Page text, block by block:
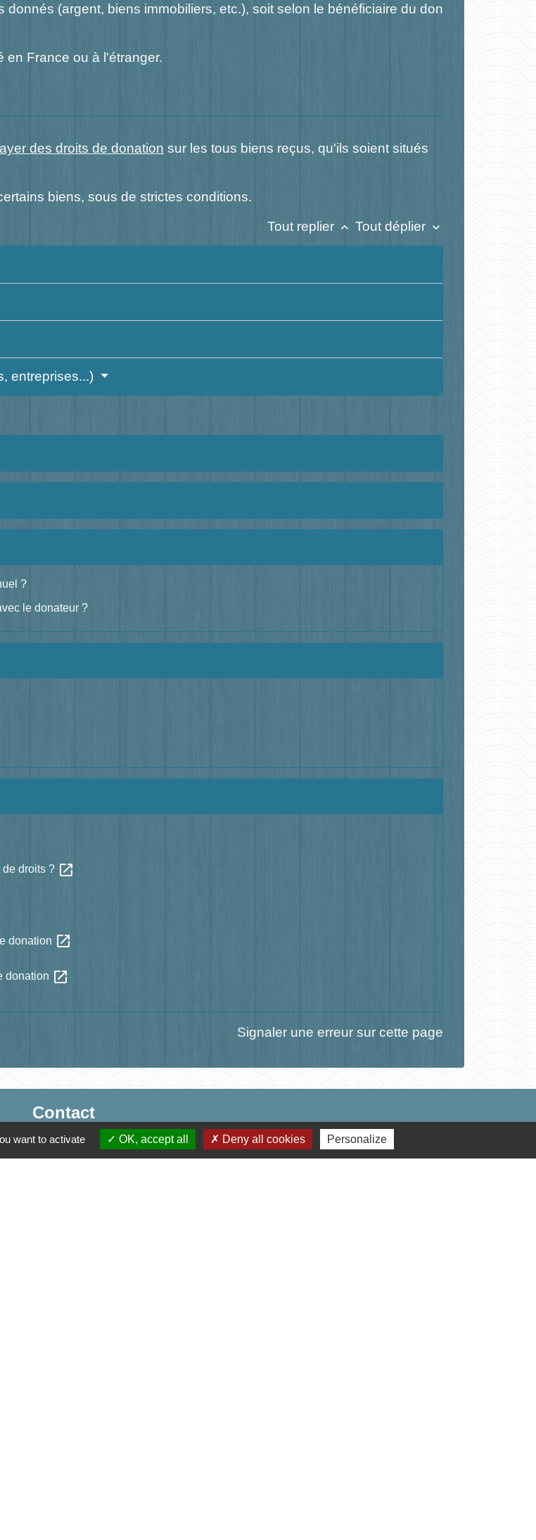
(argent, biens immobiliers, etc.), soit selon le bénéficiaire du don
en France ou à l'étranger.
des droits de donation sur les tous biens reçus, qu'ils soient situés
biens, sous de strictes conditions.
Tout replier keyboard_arrow_up Tout déplier keyboard_arrow_down
entreprises...)
?
le donateur ?
droits ? open_in_new
donation open_in_new
donation open_in_new
Signaler une erreur sur cette page
Contact
Mairie de Jasney
3, Le Château
want to activate OK, accept all Deny all cookies Personalize